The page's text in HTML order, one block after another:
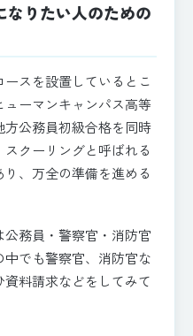
なりたい人のための
スを設置しているとこ
ーマンキャンパス高等
公務員初級合格を同時
クーリングと呼ばれる
、万全の準備を進める
務員・警察官・消防官
でも警察官、消防官な
料請求などをしてみて